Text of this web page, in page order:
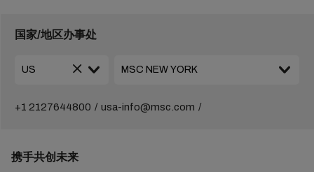
国家/地区办事处
+1 2127644800 usa-info@msc.com
携手共创未来